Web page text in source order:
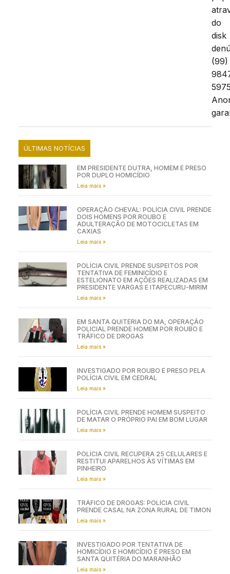
do
disk
(99)
ÚLTIMAS NOTÍCIAS
EM PRESIDENTE DUTRA, HOMEM É PRESO
POR DUPLO HOMICÍDIO
Leia mais »
OPERAÇÃO CHEVAL: POLÍCIA CIVIL PRENDE
DOIS HOMENS POR ROUBO E
ADULTERAÇÃO DE MOTOCICLETAS EM
CAXIAS
Leia mais »
POLÍCIA CIVIL PRENDE SUSPEITOS POR
TENTATIVA DE FEMINICÍDIO E
ESTELIONATO EM AÇÕES REALIZADAS EM
PRESIDENTE VARGAS E ITAPECURU-MIRIM
Leia mais »
EM SANTA QUITÉRIA DO MA, OPERAÇÃO
POLICIAL PRENDE HOMEM POR ROUBO E
TRÁFICO DE DROGAS
Leia mais »
INVESTIGADO POR ROUBO É PRESO PELA
POLÍCIA CIVIL EM CEDRAL
Leia mais »
POLÍCIA CIVIL PRENDE HOMEM SUSPEITO
DE MATAR O PRÓPRIO PAI EM BOM LUGAR
Leia mais »
POLÍCIA CIVIL RECUPERA 25 CELULARES E
RESTITUI APARELHOS ÀS VÍTIMAS EM
PINHEIRO
Leia mais »
TRÁFICO DE DROGAS: POLÍCIA CIVIL
PRENDE CASAL NA ZONA RURAL DE TIMON
Leia mais »
INVESTIGADO POR TENTATIVA DE
HOMICÍDIO E HOMICÍDIO É PRESO EM
SANTA QUITÉRIA DO MARANHÃO
Leia mais »